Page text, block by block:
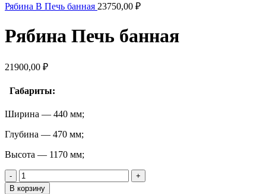
Рябина В Печь банная 23750,00 ₽
Рябина Печь банная
21900,00 ₽
Габариты:
Ширина — 440 мм;
Глубина — 470 мм;
Высота — 1170 мм;
В корзину